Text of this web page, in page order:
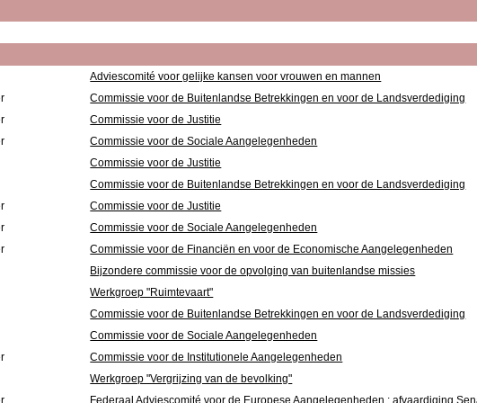
Adviescomité voor gelijke kansen voor vrouwen en mannen
Commissie voor de Buitenlandse Betrekkingen en voor de Landsverdediging
Commissie voor de Justitie
Commissie voor de Sociale Aangelegenheden
Commissie voor de Justitie
Commissie voor de Buitenlandse Betrekkingen en voor de Landsverdediging
Commissie voor de Justitie
Commissie voor de Sociale Aangelegenheden
Commissie voor de Financiën en voor de Economische Aangelegenheden
Bijzondere commissie voor de opvolging van buitenlandse missies
Werkgroep "Ruimtevaart"
Commissie voor de Buitenlandse Betrekkingen en voor de Landsverdediging
Commissie voor de Sociale Aangelegenheden
Commissie voor de Institutionele Aangelegenheden
Werkgroep "Vergrijzing van de bevolking"
Federaal Adviescomité voor de Europese Aangelegenheden : afvaardiging